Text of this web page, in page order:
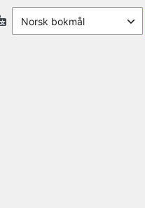
Språk